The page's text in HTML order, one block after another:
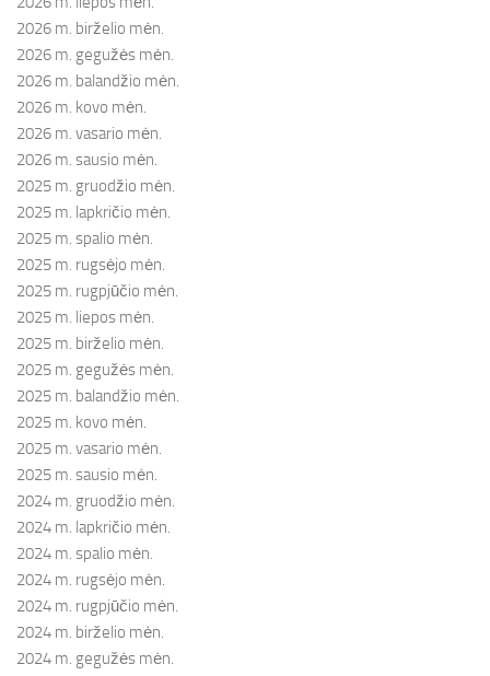
2026 m. birželio mėn.
2026 m. gegužės mėn.
2026 m. balandžio mėn.
2026 m. kovo mėn.
2026 m. vasario mėn.
2026 m. sausio mėn.
2025 m. gruodžio mėn.
2025 m. lapkričio mėn.
2025 m. spalio mėn.
2025 m. rugsėjo mėn.
2025 m. rugpjūčio mėn.
2025 m. liepos mėn.
2025 m. birželio mėn.
2025 m. gegužės mėn.
2025 m. balandžio mėn.
2025 m. kovo mėn.
2025 m. vasario mėn.
2025 m. sausio mėn.
2024 m. gruodžio mėn.
2024 m. lapkričio mėn.
2024 m. spalio mėn.
2024 m. rugsėjo mėn.
2024 m. rugpjūčio mėn.
2024 m. birželio mėn.
2024 m. gegužės mėn.